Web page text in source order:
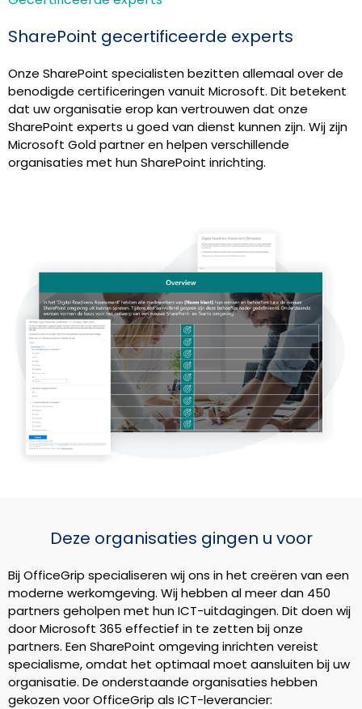
SharePoint gecertificeerde experts
Onze SharePoint specialisten bezitten allemaal over de
benodigde certificeringen vanuit Microsoft. Dit betekent
dat uw organisatie erop kan vertrouwen dat onze
SharePoint experts u goed van dienst kunnen zijn. Wij zijn
Microsoft Gold partner en helpen verschillende
organisaties met hun SharePoint inrichting.
Deze organisaties gingen u voor
Bij OfficeGrip specialiseren wij ons in het creëren van een
moderne werkomgeving. Wij hebben al meer dan 450
partners geholpen met hun ICT-uitdagingen. Dit doen wij
door Microsoft 365 effectief in te zetten bij onze
partners. Een SharePoint omgeving inrichten vereist
specialisme, omdat het optimaal moet aansluiten bij uw
organisatie. De onderstaande organisaties hebben
gekozen voor OfficeGrip als ICT-leverancier: